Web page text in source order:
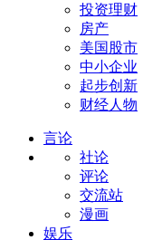
投资理财
房产
美国股市
中小企业
起步创新
财经人物
言论
社论
评论
交流站
漫画
娱乐